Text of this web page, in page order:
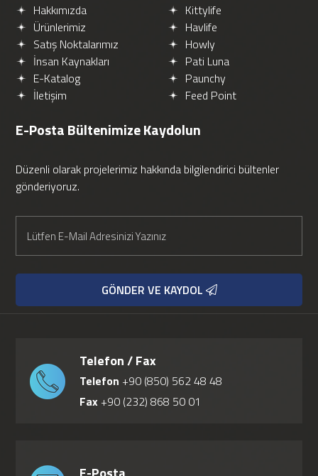
Hakkımızda
Ürünlerimiz
Satış Noktalarımız
İnsan Kaynakları
E-Katalog
İletişim
Kittylife
Havlife
Howly
Pati Luna
Paunchy
Feed Point
E-Posta BültenimizeKaydolun
Düzenli olarak projelerimiz hakkında bilgilendirici bültenler
gönderiyoruz.
GÖNDER VE KAYDOL
Telefon / Fax
Telefon +90 (850) 562 48 48
Fax +90 (232) 868 50 01